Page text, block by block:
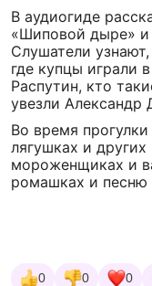
В аудиогиде
«Шиповой дыре» и
Слушатели
где купцы играли
Распутин, кто
увезли
Во время
лягушках и
мороженщиках и
ромашках и песню
0 0 0